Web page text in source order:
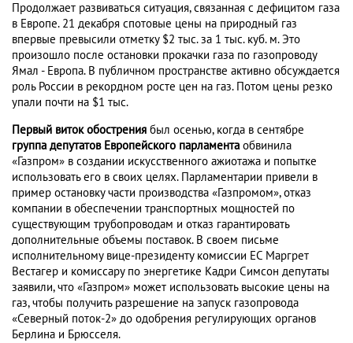
Продолжает развиваться ситуация, связанная с дефицитом газа
в Европе. 21 декабря спотовые цены на природный газ
впервые превысили отметку $2 тыс. за 1 тыс. куб. м. Это
произошло после остановки прокачки газа по газопроводу
Ямал - Европа. В публичном пространстве активно обсуждается
роль России в рекордном росте цен на газ. Потом цены резко
упали почти на $1 тыс.
Первый виток обострения был осенью, когда в сентябре
группа депутатов Европейского парламента обвинила
«Газпром» в создании искусственного ажиотажа и попытке
использовать его в своих целях. Парламентарии привели в
пример остановку части производства «Газпромом», отказ
компании в обеспечении транспортных мощностей по
существующим трубопроводам и отказ гарантировать
дополнительные объемы поставок. В своем письме
исполнительному вице-президенту комиссии ЕС Маргрет
Вестагер и комиссару по энергетике Кадри Симсон депутаты
заявили, что «Газпром» может использовать высокие цены на
газ, чтобы получить разрешение на запуск газопровода
«Северный поток-2» до одобрения регулирующих органов
Берлина и Брюсселя.